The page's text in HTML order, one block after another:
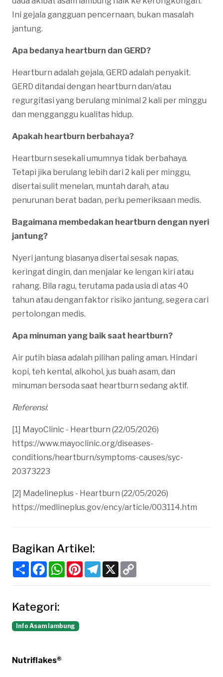
Ini gejala gangguan pencernaan, bukan masalah
jantung.
Apa bedanya heartburn dan GERD?
Heartburn adalah gejala, GERD adalah penyakit.
GERD ditandai dengan heartburn dan/atau
regurgitasi yang berulang minimal 2 kali per minggu
dan mengganggu kualitas hidup.
Apakah heartburn berbahaya?
Heartburn sesekali umumnya tidak berbahaya.
Tetapi jika berulang lebih dari 2 kali per minggu,
disertai sulit menelan, muntah darah, atau
penurunan berat badan, perlu pemeriksaan medis.
Bagaimana membedakan heartburn dengan nyeri
jantung?
Nyeri jantung biasanya disertai sesak napas,
keringat dingin, dan menjalar ke lengan kiri atau
rahang. Bila ragu, terutama pada usia di atas 40
tahun atau dengan faktor risiko jantung, segera cari
pertolongan medis.
Apa minuman yang baik saat heartburn?
Air putih biasa adalah pilihan paling aman. Hindari
kopi, teh kental, alkohol, jus buah asam, dan
minuman bersoda saat heartburn sedang aktif.
Referensi:
[1] MayoClinic - Heartburn (22/05/2026)
https://www.mayoclinic.org/diseases-
conditions/heartburn/symptoms-causes/syc-
20373223
[2] Madelineplus - Heartburn (22/05/2026)
https://medlineplus.gov/ency/article/003114.htm
Bagikan Artikel:
ShareFacebookWhatsApp
PinterestTelegram
X
Kategori:
Info Asam lambung
Nutriflakes®